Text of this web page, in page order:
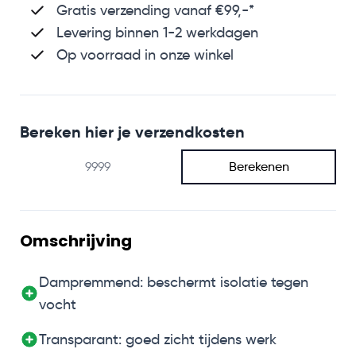
Gratis verzending vanaf €99,-*
Levering binnen 1-2 werkdagen
Op voorraad in onze winkel
Bereken hier je verzendkosten
Berekenen
Omschrijving
Dampremmend: beschermt isolatie tegen
vocht
Transparant: goed zicht tijdens werk